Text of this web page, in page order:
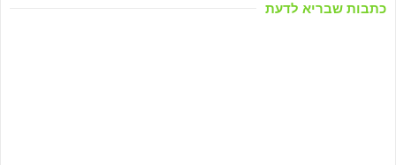
כתבות שבריא לדעת